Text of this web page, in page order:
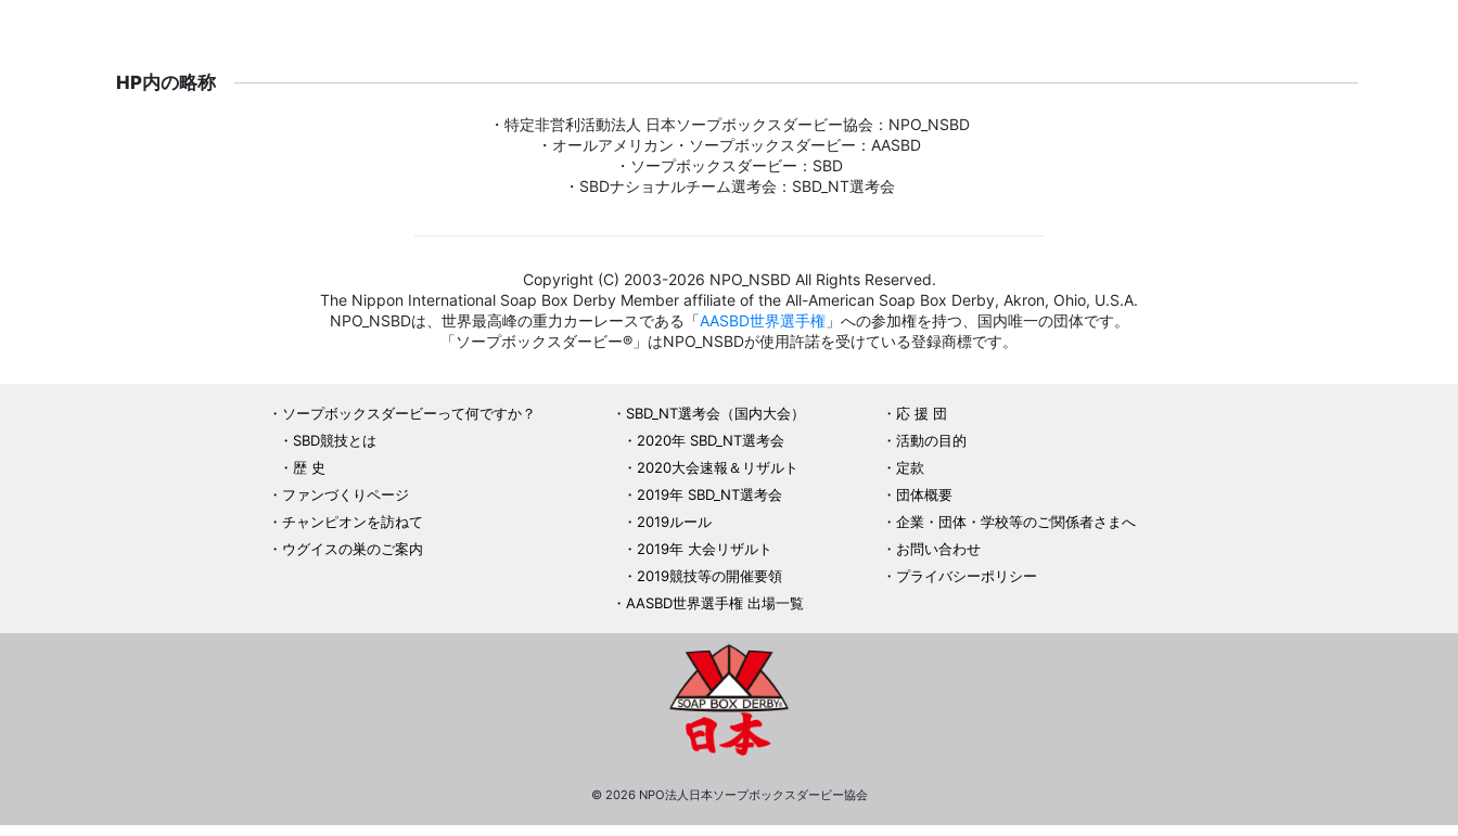
HP内の略称
・特定非営利活動法人 日本ソープボックスダービー協会：NPO_NSBD
・オールアメリカン・ソープボックスダービー：AASBD
・ソープボックスダービー：SBD
・SBDナショナルチーム選考会：SBD_NT選考会
Copyright (C) 2003-2026 NPO_NSBD All Rights Reserved.
The Nippon International Soap Box Derby Member affiliate of the All-American Soap Box Derby, Akron, Ohio, U.S.A.
NPO_NSBDは、世界最高峰の重力カーレースである「AASBD世界選手権」への参加権を持つ、国内唯一の団体です。
「ソープボックスダービー®」はNPO_NSBDが使用許諾を受けている登録商標です。
ソープボックスダービーって何ですか？
SBD競技とは
歴 史
ファンづくりページ
チャンピオンを訪ねて
ウグイスの巣のご案内
SBD_NT選考会（国内大会）
2020年 SBD_NT選考会
2020大会速報＆リザルト
2019年 SBD_NT選考会
2019ルール
2019年 大会リザルト
2019競技等の開催要領
AASBD世界選手権 出場一覧
応 援 団
活動の目的
定款
団体概要
企業・団体・学校等のご関係者さまへ
お問い合わせ
プライバシーポリシー
© 2026 NPO法人日本ソープボックスダービー協会